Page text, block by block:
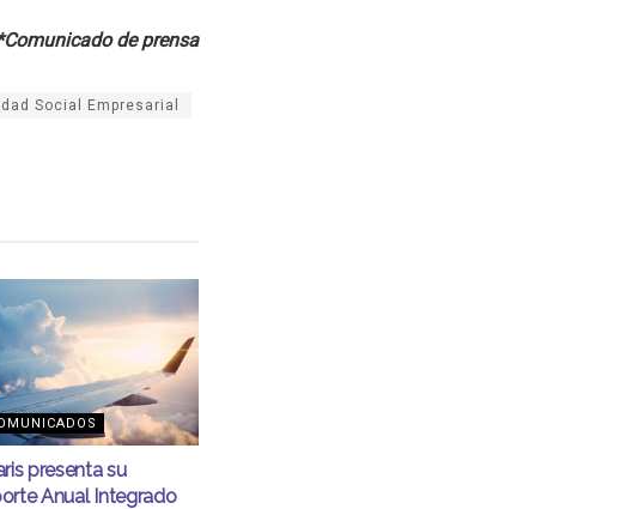
de prensa
Social Empresarial
presenta su
Anual Integrado